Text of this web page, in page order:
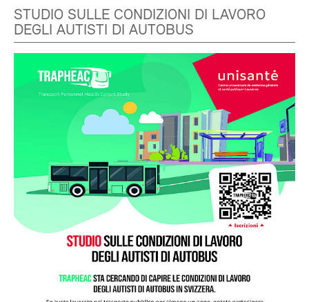
STUDIO SULLE CONDIZIONI DI LAVORO
DEGLI AUTISTI DI AUTOBUS